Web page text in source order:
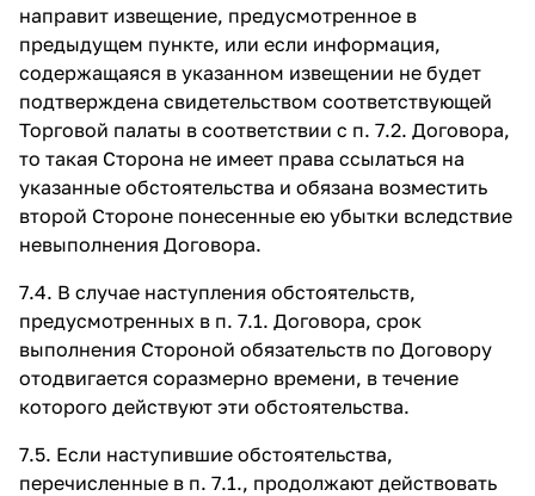
направит извещение, предусмотренное в
предыдущем пункте, или если информация,
содержащаяся в указанном извещении не будет
подтверждена свидетельством соответствующей
Торговой палаты в соответствии с п. 7.2. Договора,
то такая Сторона не имеет права ссылаться на
указанные обстоятельства и обязана возместить
второй Стороне понесенные ею убытки вследствие
невыполнения Договора.
7.4. В случае наступления обстоятельств,
предусмотренных в п. 7.1. Договора, срок
выполнения Стороной обязательств по Договору
отодвигается соразмерно времени, в течение
которого действуют эти обстоятельства.
7.5. Если наступившие обстоятельства,
перечисленные в п. 7.1., продолжают действовать